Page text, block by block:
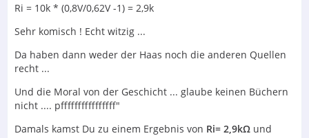
Ri = 10k * (0,8V/0,62V -1) = 2,9k
Sehr komisch ! Echt witzig ...
Da haben dann weder der Haas noch die anderen Quellen
recht ...
Und die Moral von der Geschicht ... glaube keinen Büchern
nicht .... pffffffffffffffff"
Damals kamst Du zu einem Ergebnis von Ri= 2,9kΩ und